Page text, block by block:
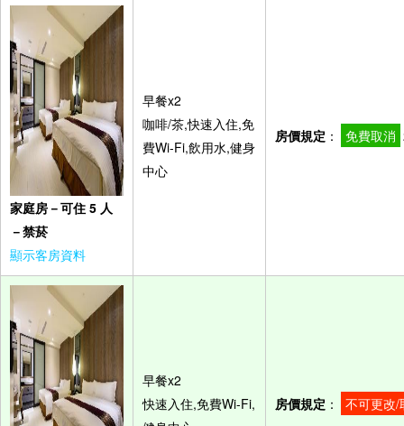
家庭房－可住 5 人
－禁菸
顯示客房資料
早餐x2
咖啡/茶,快速入住,免
費Wi-Fi,飲用水,健身
中心
房價規定 ： 免費取消
早餐x2
快速入住,免費Wi-Fi,
房價規定 ： 不可更改/